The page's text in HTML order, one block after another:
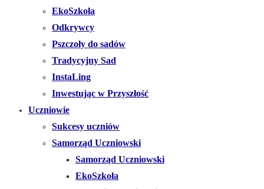
EkoSzkoła
Odkrywcy
Pszczoły do sadów
Tradycyjny Sad
InstaLing
Inwestując w Przyszłość
Uczniowie
Sukcesy uczniów
Samorząd Uczniowski
Samorząd Uczniowski
EkoSzkoła